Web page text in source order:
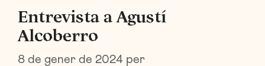
Entrevista a Agustí
Alcoberro
8 de gener de 2024 per